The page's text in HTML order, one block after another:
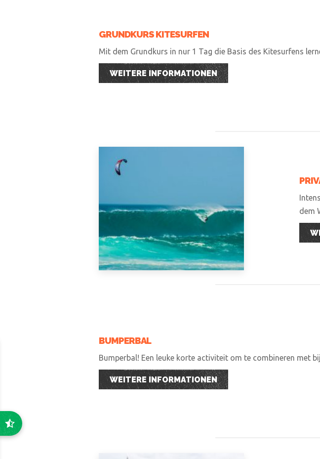
GRUNDKURS KITESURFEN
Mit dem Grundkurs in nur 1 Tag die Basis des Kitesurfens
WEITERE INFORMATIONEN
dem
BUMPERBAL
Bumperbal! Een leuke korte activiteit om te combineren met
WEITERE INFORMATIONEN